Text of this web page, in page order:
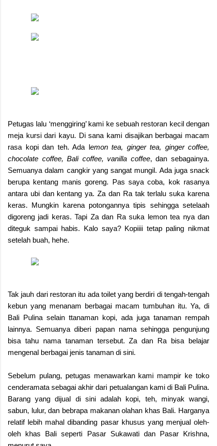
Petugas lalu ‘menggiring’ kami ke sebuah restoran kecil dengan
meja kursi dari kayu. Di sana kami disajikan berbagai macam
rasa kopi dan teh. Ada lemon tea, ginger tea, ginger coffee,
chocolate coffee, Bali coffee, vanilla coffee, dan sebagainya.
Semuanya dalam cangkir yang sangat mungil. Ada juga snack
berupa kentang manis goreng. Pas saya coba, kok rasanya
antara ubi dan kentang ya. Za dan Ra tak terlalu suka karena
keras. Mungkin karena potongannya tipis sehingga setelaah
digoreng jadi keras. Tapi Za dan Ra suka lemon tea nya dan
diteguk sampai habis. Kalo saya? Kopiiii tetap paling nikmat
setelah buah, hehe.
Tak jauh dari restoran itu ada toilet yang berdiri di tengah-tengah
kebun yang menanam berbagai macam tumbuhan itu. Ya, di
Bali Pulina selain ttanaman kopi, ada juga tanaman rempah
lainnya. Semuanya diberi papan nama sehingga pengunjung
bisa tahu nama tanaman tersebut. Za dan Ra bisa belajar
mengenal berbagai jenis tanaman di sini.
Sebelum pulang, petugas menawarkan kami mampir ke toko
cenderamata sebagai akhir dari petualangan kami di Bali Pulina.
Barang yang dijual di sini adalah kopi, teh, minyak wangi,
sabun, lulur, dan bebrapa makanan olahan khas Bali. Harganya
relatif lebih mahal dibanding pasar khusus yang menjual oleh-
oleh khas Bali seperti Pasar Sukawati dan Pasar Krishna,